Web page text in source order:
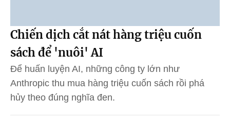
Chiến dịch cắt nát hàng triệu cuốn
sách để 'nuôi' AI
Để huấn luyện AI, những công ty lớn như
Anthropic thu mua hàng triệu cuốn sách rồi phá
hủy theo đúng nghĩa đen.